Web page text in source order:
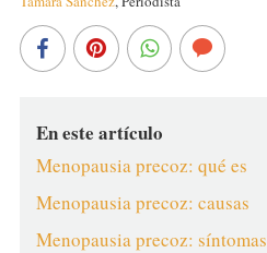
En este artículo
Menopausia precoz: qué es
Menopausia precoz: causas
Menopausia precoz: síntomas